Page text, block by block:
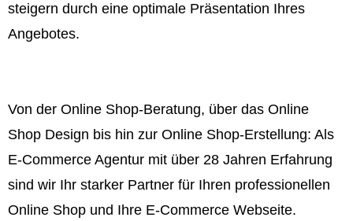
steigern durch eine optimale Präsentation Ihres
Angebotes.
Von der Online Shop-Beratung, über das Online
Shop Design bis hin zur Online Shop-Erstellung: Als
E-Commerce Agentur mit über 28 Jahren Erfahrung
sind wir Ihr starker Partner für Ihren professionellen
Online Shop und Ihre E-Commerce Webseite.